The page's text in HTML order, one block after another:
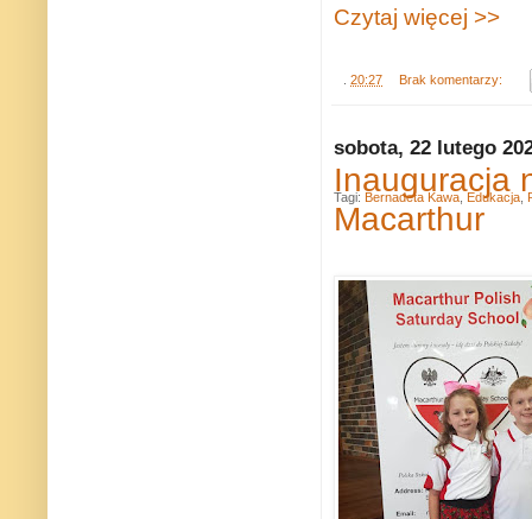
Czytaj więcej >>
20:27 Brak komentarzy:
sobota, 22 lutego
Inauguracja
Macarthur
Tagi: Bernadeta Kawa Edukacja